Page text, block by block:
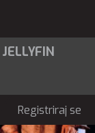
JELLYFIN
Registriraj se